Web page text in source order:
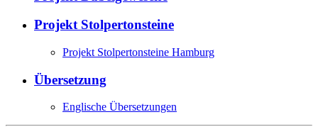
Projekt Stolpertonsteine
Projekt Stolpertonsteine Hamburg
Übersetzung
Englische Übersetzungen